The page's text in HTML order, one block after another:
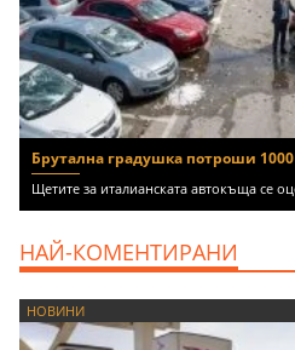
Брутална градушка потроши
Щетите за италианската автокъща се
НАЙ-КОМЕНТИРАНИ
НОВИНИ